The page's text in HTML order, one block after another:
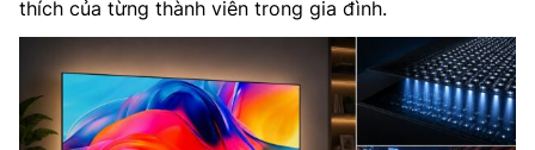
thích của từng thành viên trong gia đình.